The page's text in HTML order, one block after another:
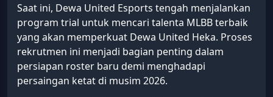
Saat ini, Dewa United Esports tengah menjalankan
program trial untuk mencari talenta MLBB terbaik
yang akan memperkuat Dewa United Heka. Proses
rekrutmen ini menjadi bagian penting dalam
persiapan roster baru demi menghadapi
persaingan ketat di musim 2026.